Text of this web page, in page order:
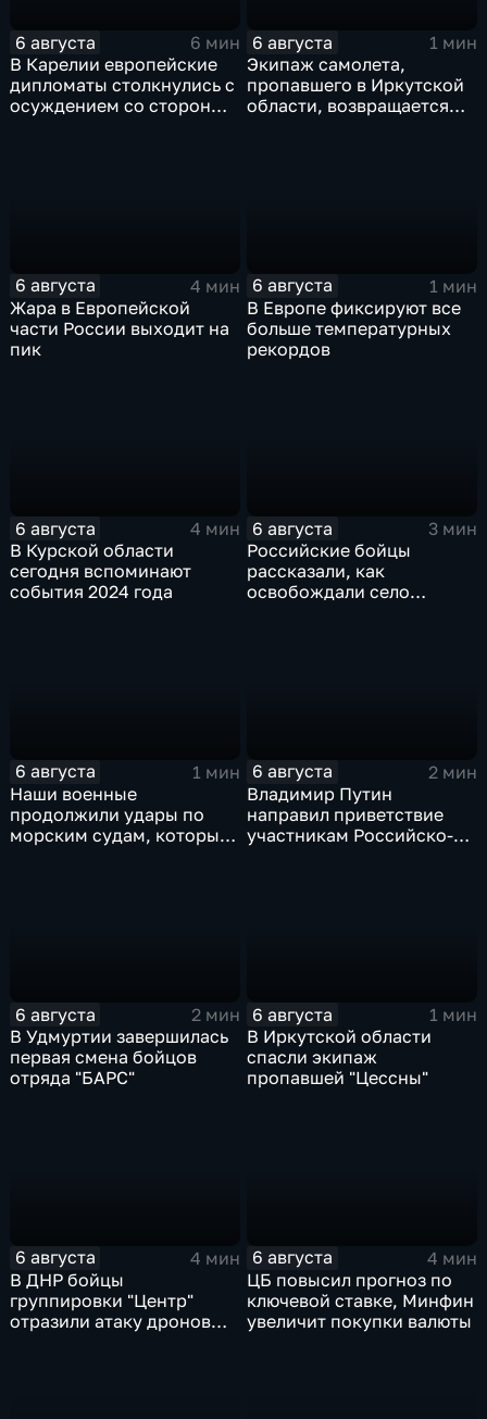
6 августа
6 мин
В Карелии европейские
дипломаты столкнулись с
осуждением со стороны
6 августа
1 мин
Экипаж самолета,
пропавшего в Иркутской
области, возвращается
6 августа
4 мин
Жара в Европейской
части России выходит на
пик
6 августа
1 мин
В Европе фиксируют все
больше температурных
рекордов
6 августа
4 мин
В Курской области
сегодня вспоминают
события 2024 года
6 августа
3 мин
Российские бойцы
рассказали, как
освобождали село
6 августа
1 мин
Наши военные
продолжили удары по
морским судам, которые
6 августа
2 мин
Владимир Путин
направил приветствие
участникам Российско-
6 августа
2 мин
В Удмуртии завершилась
первая смена бойцов
отряда "БАРС"
6 августа
1 мин
В Иркутской области
спасли экипаж
пропавшей "Цессны"
6 августа
4 мин
В ДНР бойцы
группировки "Центр"
отразили атаку дронов
6 августа
4 мин
ЦБ повысил прогноз по
ключевой ставке, Минфин
увеличит покупки валюты